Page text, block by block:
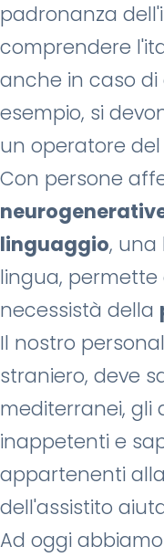
padronanza
comprendere
anche in caso
esempio, si
un operatore del
Con persone
linguaggio, una
lingua, permette
necessistà della
Il nostro
straniero, deve
mediterranei, gli
inappetenti e
appartenenti
dell'assistito
Ad oggi